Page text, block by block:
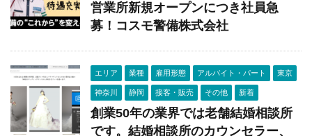
営業所新規オープンにつき社員急
募！コスモ警備株式会社
エリア 業種 雇用形態 アルバイト・パート 東京
神奈川 静岡 接客・販売 その他 新着
創業50年の業界では老舗結婚相談所
です。結婚相談所のカウンセラー、